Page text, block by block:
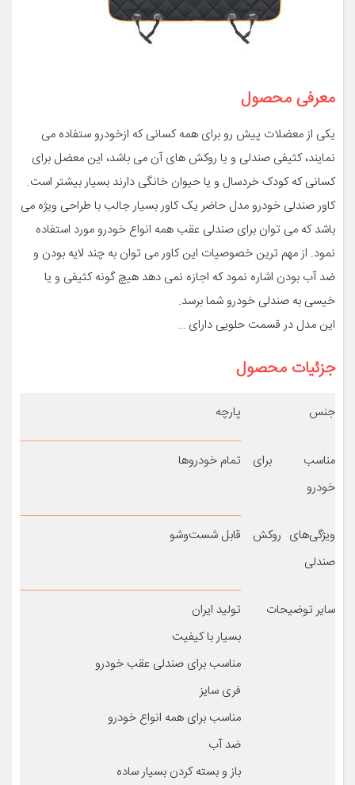
معرفی محصول
یکی از معضلات پیش رو برای همه کسانی که ازخودرو ستفاده می
نمایند، کثیفی صندلی و یا روکش های آن می باشد، این معضل برای
کسانی که کودک خردسال و یا حیوان خانگی دارند بسیار بیشتر است.
کاور صندلی خودرو مدل حاضر یک کاور بسیار جالب با طراحی ویژه می
باشد که می توان برای صندلی عقب همه انواع خودرو مورد استفاده
نمود. از مهم ترین خصوصیات این کاور می توان به چند لایه بودن و
ضد آب بودن اشاره نمود که اجازه نمی دهد هیچ گونه کثیفی و یا
خیسی به صندلی خودرو شما برسد.
این مدل در قسمت حلویی دارای …
جزئیات محصول
جنس پارچه
مناسب برای
خودرو
تمام خودروها
ویژگی‌های روکش
صندلی
قابل شست‌وشو
سایر توضیحات
تولید ایران
بسیار با کیفیت
مناسب برای صندلی عقب خودرو
فری سایز
مناسب برای همه انواع خودرو
ضد آب
باز و بسته کردن بسیار ساده